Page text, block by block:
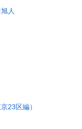
人
23区編）